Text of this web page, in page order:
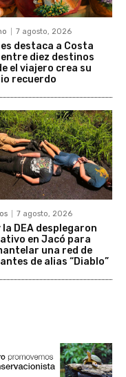
7 agosto, 2026
destaca a Costa
entre diez destinos
el viajero crea su
recuerdo
7 agosto, 2026
la DEA desplegaron
en Jacó para
una red de
de alias “Diablo”